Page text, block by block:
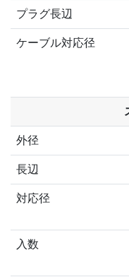
プラグ長辺
ケーブル対応径
外径
長辺
対応径
入数